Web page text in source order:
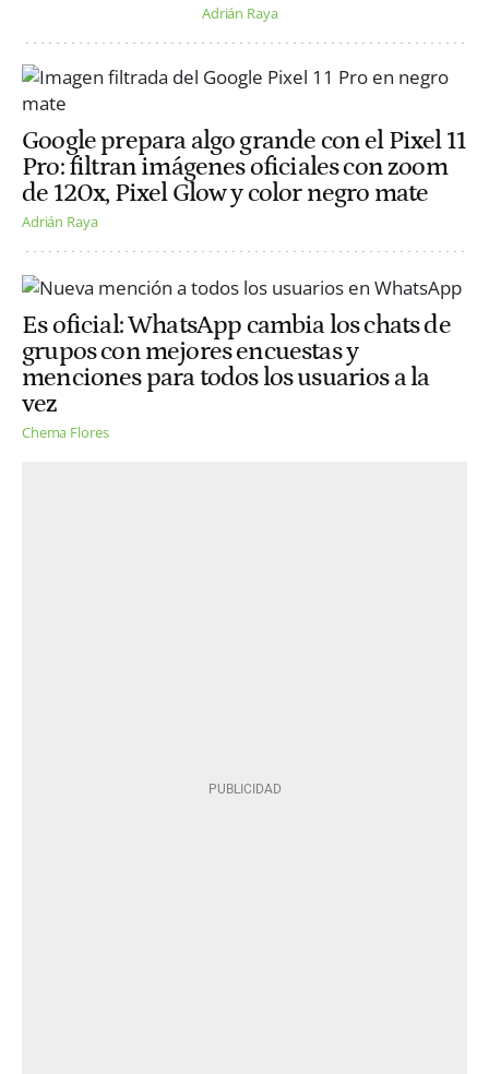
Adrián Raya
Google prepara algo grande con el Pixel 11
Pro: filtran imágenes oficiales con zoom
de 120x, Pixel Glow y color negro mate
Adrián Raya
Es oficial: WhatsApp cambia los chats de
grupos con mejores encuestas y
menciones para todos los usuarios a la
vez
Chema Flores